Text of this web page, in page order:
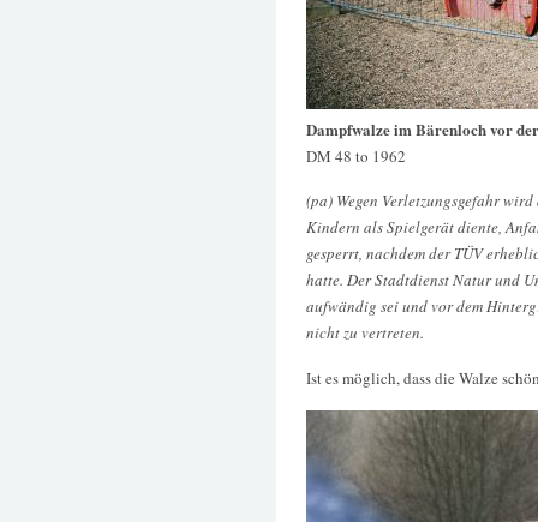
Dampfwalze im Bärenloch vor
DM 48 to 1962
(pa) Wegen Verletzungsgefahr
Kindern als Spielgerät diente,
gesperrt, nachdem der TÜV
hatte. Der Stadtdienst Natur und
aufwändig sei und vor dem
nicht zu vertreten.
Ist es möglich, dass die Walze